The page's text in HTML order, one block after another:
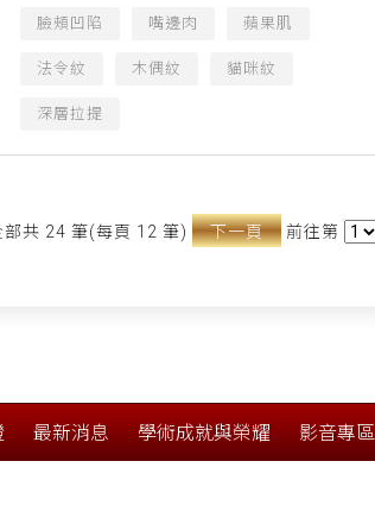
臉頰凹陷 嘴邊肉 蘋果肌
法令紋 木偶紋 貓咪紋
深層拉提
部共 24 筆(每頁 12 筆) 下一頁 前往第
最新消息 學術成就與榮耀 影音專區